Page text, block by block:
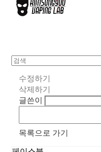
수정하기
삭제하기
글쓴이
목록으로 가기